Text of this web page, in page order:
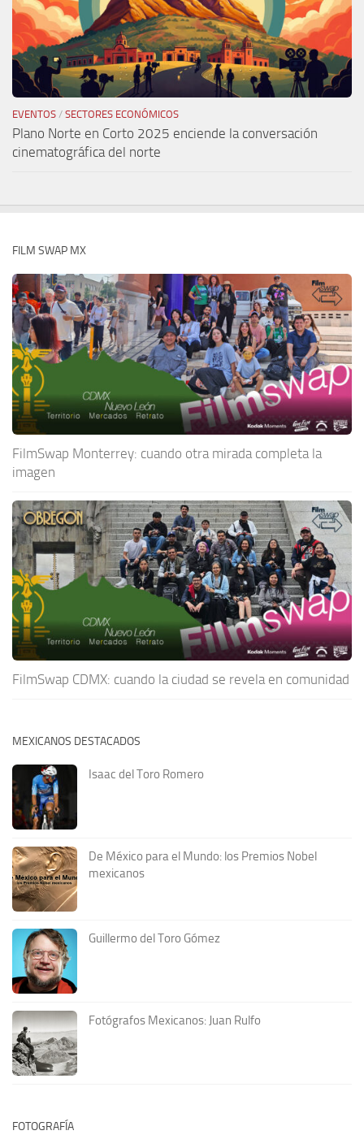
EVENTOS / SECTORES ECONÓMICOS
Plano Norte en Corto 2025 enciende la conversación
cinematográfica del norte
FILM SWAP MX
FilmSwap Monterrey: cuando otra mirada completa la
imagen
FilmSwap CDMX: cuando la ciudad se revela en comunidad
MEXICANOS DESTACADOS
Isaac del Toro Romero
De México para el Mundo: los Premios Nobel
mexicanos
Guillermo del Toro Gómez
Fotógrafos Mexicanos: Juan Rulfo
FOTOGRAFÍA